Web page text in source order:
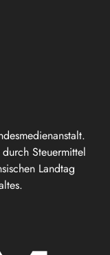
Steuermittel
Landtag